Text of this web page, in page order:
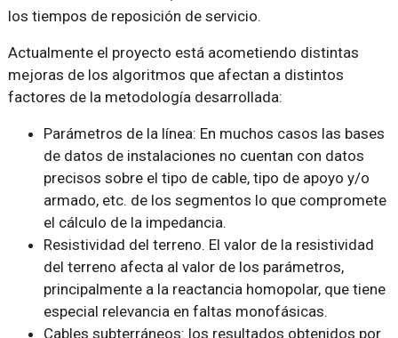
los tiempos de reposición de servicio.
Actualmente el proyecto está acometiendo distintas
mejoras de los algoritmos que afectan a distintos
factores de la metodología desarrollada:
Parámetros de la línea: En muchos casos las bases
de datos de instalaciones no cuentan con datos
precisos sobre el tipo de cable, tipo de apoyo y/o
armado, etc. de los segmentos lo que compromete
el cálculo de la impedancia.
Resistividad del terreno. El valor de la resistividad
del terreno afecta al valor de los parámetros,
principalmente a la reactancia homopolar, que tiene
especial relevancia en faltas monofásicas.
Cables subterráneos: los resultados obtenidos por